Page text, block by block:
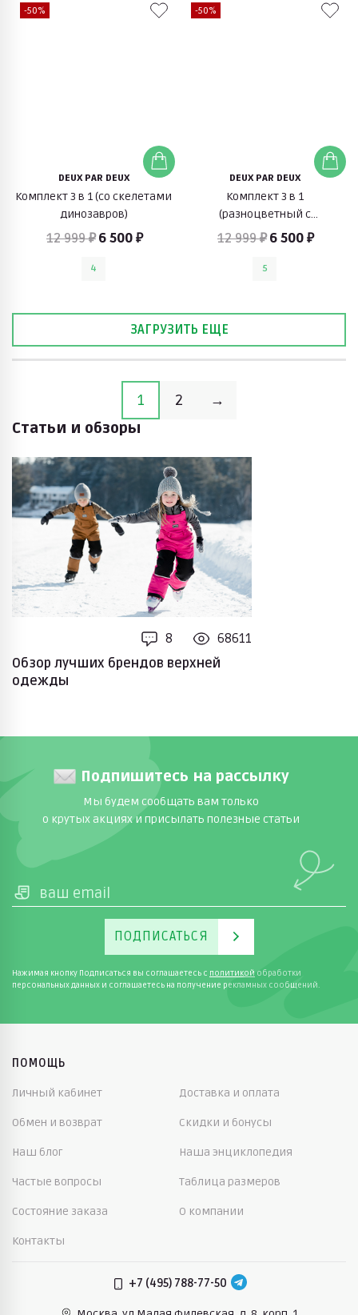
-50%
DEUX PAR DEUX
Комплект 3 в 1 (со скелетами
динозавров)
12 999 ₽ 6 500 ₽
4
-50%
DEUX PAR DEUX
Комплект 3 в 1
(разноцветный с
динозаврами)
12 999 ₽ 6 500 ₽
5
ЗАГРУЗИТЬ ЕЩЕ
1 2
→
Статьи и обзоры
8
68611
Обзор лучших брендов верхней
одежды
Подпишитесь на рассылку
Мы будем сообщать вам только
о крутых акциях и присылать полезные статьи
ПОДПИСАТЬСЯ
Нажимая кнопку Подписаться вы соглашаетесь с политикой обработки
персональных данных и соглашаетесь на получение рекламных сообщений.
ПОМОЩЬ
Личный кабинет Доставка и оплата
Обмен и возврат Скидки и бонусы
Наш блог Наша энциклопедия
Частые вопросы Таблица размеров
Состояние заказа О компании
Контакты
+7 (495) 788-77-50